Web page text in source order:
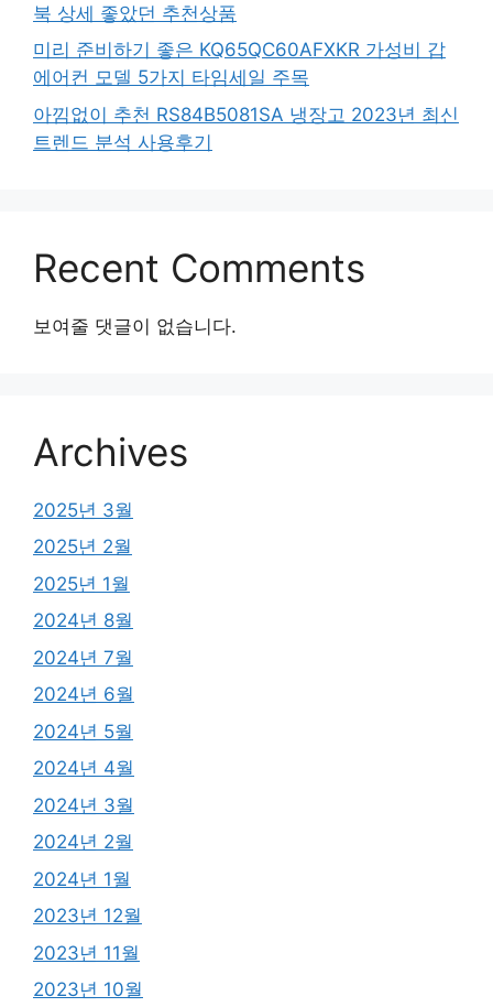
북 상세 좋았던 추천상품
미리 준비하기 좋은 KQ65QC60AFXKR 가성비 갑
에어컨 모델 5가지 타임세일 주목
아낌없이 추천 RS84B5081SA 냉장고 2023년 최신
트렌드 분석 사용후기
Recent Comments
보여줄 댓글이 없습니다.
Archives
2025년 3월
2025년 2월
2025년 1월
2024년 8월
2024년 7월
2024년 6월
2024년 5월
2024년 4월
2024년 3월
2024년 2월
2024년 1월
2023년 12월
2023년 11월
2023년 10월